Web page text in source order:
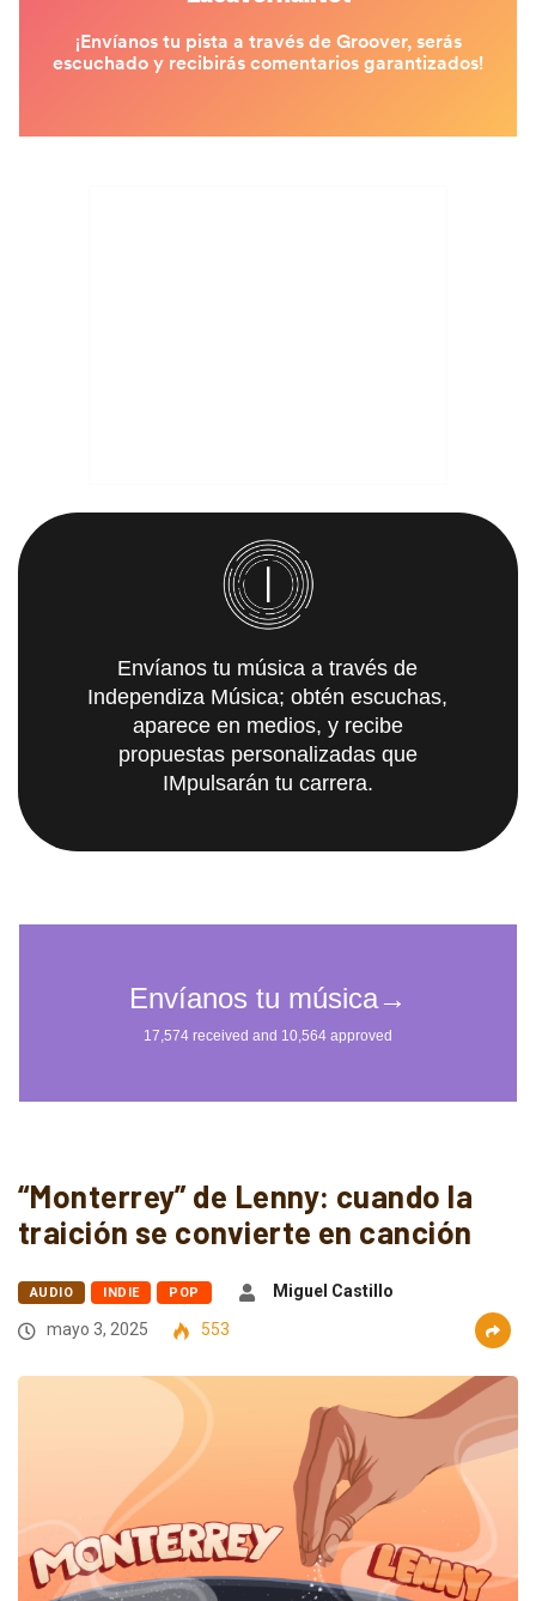
Envíanos tu música a través de
Independiza Música; obtén escuchas,
aparece en medios, y recibe
propuestas personalizadas que
IMpulsarán tu carrera.
“Monterrey” de Lenny: cuando la
traición se convierte en canción
AUDIO INDIE POP
Miguel Castillo
mayo 3, 2025
553